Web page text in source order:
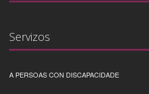
Servizos
A PERSOAS CON DISCAPACIDADE